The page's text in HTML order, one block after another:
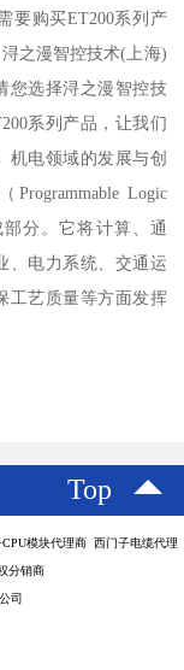
要购买ET200系列产
之漫智控技术(上海)
您选择浔之漫智控技
系列产品，让我们
机电领域的发展与创
Logic
分。它将计算、通
、电力系统、交通运
工艺质量等方面发挥
Top
模块代理商 西门子电缆代理
分销商
司